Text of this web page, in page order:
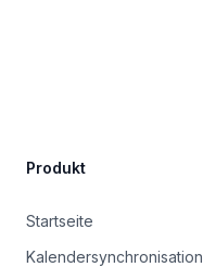
Produkt
Startseite
Kalendersynchronisation